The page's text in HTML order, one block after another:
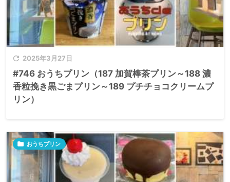
 2025年3月27日
#746 おうちプリン（187 加賀棒茶プリン～188 濃
香粒挽き黒ごまプリン～189 プチチョコクリームプ
リン）
 おうちプリン